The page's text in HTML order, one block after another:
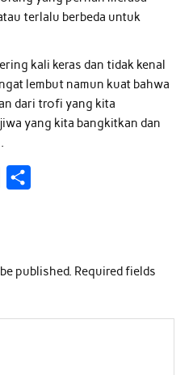
terlalu berbeda untuk
kali keras dan tidak kenal
lembut namun kuat bahwa
dari trofi yang kita
yang kita bangkitkan dan
l
e
published. Required fields